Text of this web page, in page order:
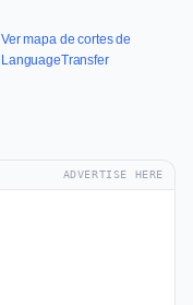
Ver mapa de cortes de
LanguageTransfer
ADVERTISE HERE